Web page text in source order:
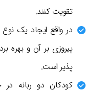
تقویت کنند.
در واقع ایجاد یک
پیروزی بر آن و بهره
پذیر است.
کودکان دو ربانه در